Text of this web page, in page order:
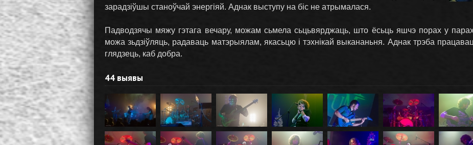
зарадзіўшы станоўчай энергіяй. Аднак выступу на біс не атрымалася.
Падводзячы мяжу гэтага вечару, можам сьмела сьцьвярджаць, што ёсьць яшчэ порах у
можа зьдзіўляць, радаваць матэрыялам, якасьцю і тэхнікай выкананьня. Аднак трэба
глядзець, каб добра.
44 выявы